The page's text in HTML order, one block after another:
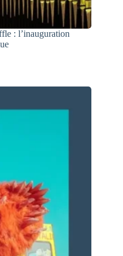
: l’inauguration